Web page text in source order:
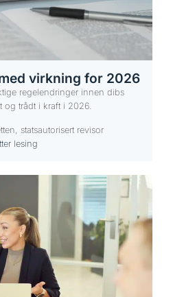
virkning for 2026
regelendringer innen dibs
og trådt i kraft i 2026.
statsautorisert revisor
lesing